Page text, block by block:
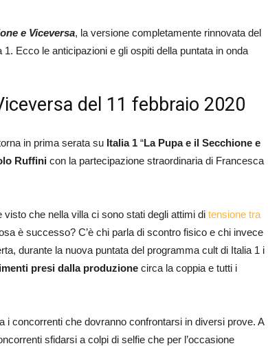
e Viceversa, la versione completamente rinnovata del
1. Ecco le anticipazioni e gli ospiti della puntata in onda
del 11 febbraio 2020
in prima serata su Italia 1 “La Pupa e il Secchione e
Ruffini con la partecipazione straordinaria di Francesca
che nella villa ci sono stati degli attimi di tensione tra
è successo? C’è chi parla di scontro fisico e chi invece
durante la nuova puntata del programma cult di Italia 1 i
presi dalla produzione circa la coppia e tutti i
i concorrenti che dovranno confrontarsi in diversi prove. A
sfidarsi a colpi di selfie che per l’occasione